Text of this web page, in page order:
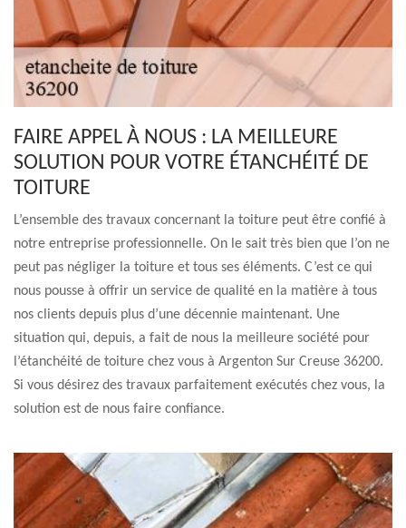
FAIRE APPEL À NOUS : LA MEILLEURE
SOLUTION POUR VOTRE ÉTANCHÉITÉ DE
TOITURE
L’ensemble des travaux concernant la toiture peut être confié à
notre entreprise professionnelle. On le sait très bien que l’on ne
peut pas négliger la toiture et tous ses éléments. C’est ce qui
nous pousse à offrir un service de qualité en la matière à tous
nos clients depuis plus d’une décennie maintenant. Une
situation qui, depuis, a fait de nous la meilleure société pour
l’étanchéité de toiture chez vous à Argenton Sur Creuse 36200.
Si vous désirez des travaux parfaitement exécutés chez vous, la
solution est de nous faire confiance.